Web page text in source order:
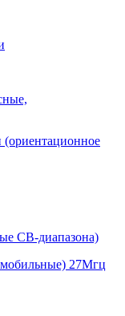
(ориентационное
СВ-диапазона)
27Мгц